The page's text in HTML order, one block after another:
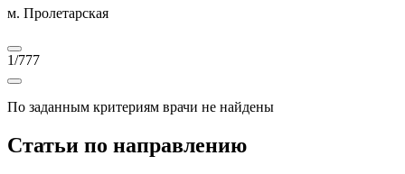
м. Пролетарская
1/777
По заданным критериям врачи не найдены
Статьи по направлению